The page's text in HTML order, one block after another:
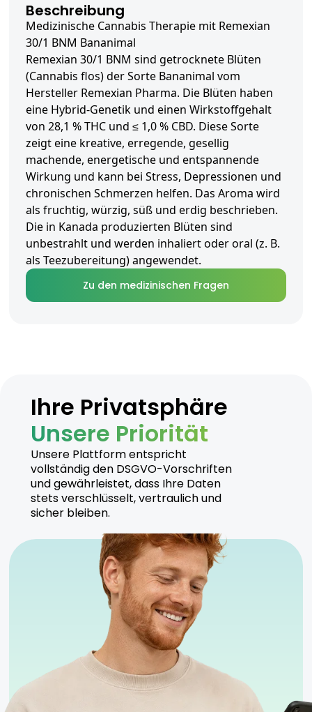
Beschreibung
Medizinische Cannabis Therapie mit Remexian
30/1 BNM Bananimal
Remexian 30/1 BNM sind getrocknete Blüten
(Cannabis flos) der Sorte Bananimal vom
Hersteller Remexian Pharma. Die Blüten haben
eine Hybrid-Genetik und einen Wirkstoffgehalt
von 28,1 % THC und ≤ 1,0 % CBD. Diese Sorte
zeigt eine kreative, erregende, gesellig
machende, energetische und entspannende
Wirkung und kann bei Stress, Depressionen und
chronischen Schmerzen helfen. Das Aroma wird
als fruchtig, würzig, süß und erdig beschrieben.
Die in Kanada produzierten Blüten sind
unbestrahlt und werden inhaliert oder oral (z. B.
als Teezubereitung) angewendet.
Zu den medizinischen Fragen
Ihre Privatsphäre
Unsere Priorität
Unsere Plattform entspricht
vollständig den DSGVO-Vorschriften
und gewährleistet, dass Ihre Daten
stets verschlüsselt, vertraulich und
sicher bleiben.